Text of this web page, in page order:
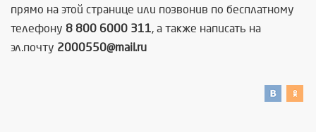
прямо на этой странице или позвонив по бесплатному
телефону 8 800 6000 311, а также написать на
эл.почту 2000550@mail.ru